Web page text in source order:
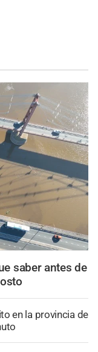
saber antes de
en la provincia de